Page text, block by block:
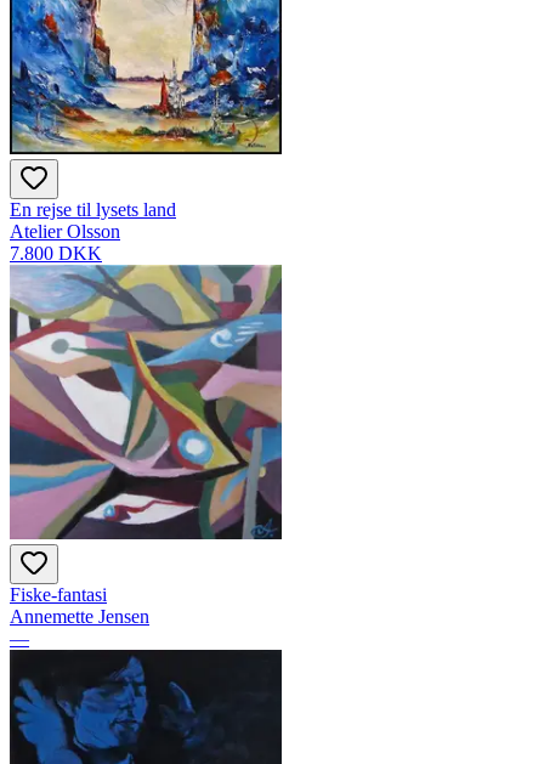
En rejse til lysets land
Atelier Olsson
7.800 DKK
Fiske-fantasi
Annemette Jensen
—